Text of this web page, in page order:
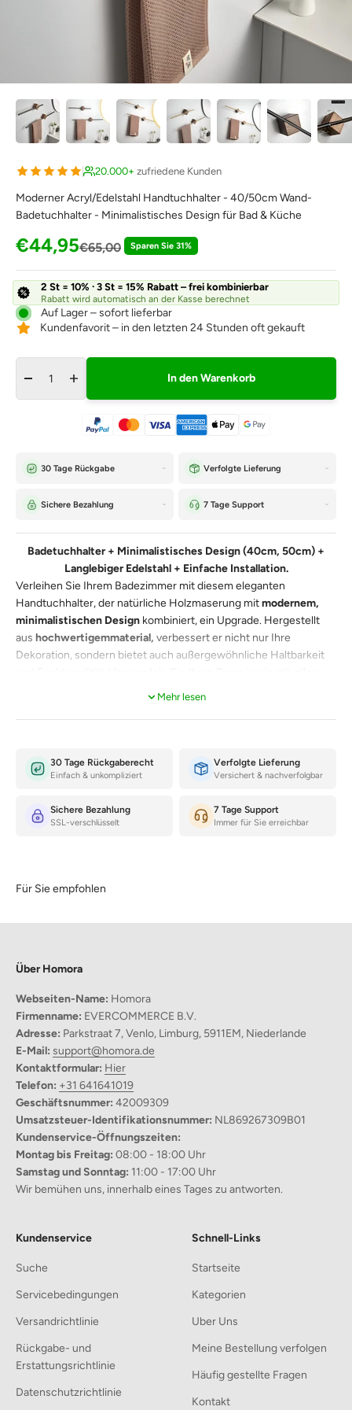
20.000+ zufriedene Kunden
Moderner Acryl/Edelstahl Handtuchhalter - 40/50cm Wand-
Badetuchhalter - Minimalistisches Design für Bad & Küche
Angebot
€44,95Regulärer Preis
€65,00 Sparen Sie 31%
2 St = 10% · 3 St = 15% Rabatt – frei kombinierbar
Rabatt wird automatisch an der Kasse berechnet
Auf Lager – sofort lieferbar
Kundenfavorit – in den letzten 24 Stunden oft gekauft
In den Warenkorb
30 Tage Rückgabe Verfolgte Lieferung
Sichere Bezahlung 7 Tage Support
Badetuchhalter + Minimalistisches Design (40cm, 50cm) +
Langlebiger Edelstahl + Einfache Installation.
Verleihen Sie Ihrem Badezimmer mit diesem eleganten
Handtuchhalter, der natürliche Holzmaserung mitmodernem,
minimalistischen Design kombiniert, ein Upgrade. Hergestellt
aus hochwertigemmaterial, verbessert er nicht nur Ihre
Dekoration, sondern bietet auch außergewöhnliche Haltbarkeit
Warum diese Handtuchhalter die beste Wahl ist?
Stilvolle Ästhetik:
Erhöhen Sie das Aussehen Ihres Badezimmers mit einem
zeitgemäßen Design, das zu jedem Einrichtungsstil passt.
Hochwertige Materialien:
Aus hochwertigem Acryl/Edelstahl und robusten schwarzen
Elementen gefertigt für langanhaltende Schönheit.
Einfache Reinigung:
Einfach mit einem warmen, feuchten Tuch abwischen für ein
Einfache Installation:
Entwickelt für eine mühelose Montage, können Sie ihn
Enthusiasten macht.
Mehr lesen
30 Tage Rückgaberecht
Einfach & unkompliziert
Verfolgte Lieferung
Versichert & nachverfolgbar
Sichere Bezahlung
SSL-verschlüsselt
7 Tage Support
Immer für Sie erreichbar
Für Sie empfohlen
Über Homora
Webseiten-Name: Homora
Firmenname: EVERCOMMERCE B.V.
Adresse: Parkstraat 7, Venlo, Limburg, 5911EM, Niederlande
E-Mail: support@homora.de
Kontaktformular: Hier
Telefon: +31 641641019
Geschäftsnummer: 42009309
Umsatzsteuer-Identifikationsnummer: NL869267309B01
Kundenservice-Öffnungszeiten:
Montag bis Freitag: 08:00 - 18:00 Uhr
Samstag und Sonntag: 11:00 - 17:00 Uhr
Wir bemühen uns, innerhalb eines Tages zu antworten.
Kundenservice
Suche
Servicebedingungen
Versandrichtlinie
Rückgabe- und
Erstattungsrichtlinie
Datenschutzrichtlinie
Schnell-Links
Startseite
Kategorien
Uber Uns
Meine Bestellung verfolgen
Häufig gestellte Fragen
Kontakt